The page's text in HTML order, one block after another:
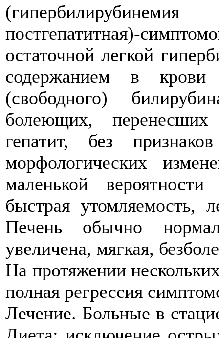
постгепатитная)-
остаточной легкой
содержанием в крови
(свободного)
болеющих,
гепатит, без
морфологических
маленькой
быстрая утомляемость,
Печень обычно
увеличена, мягкая,
На протяжении
полная регрессия
Лечение. Больные в